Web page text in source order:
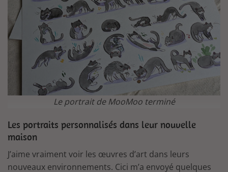
Le portrait de MooMoo terminé
Les portraits personnalisés dans leur nouvelle
maison
J’aime vraiment voir les œuvres d’art dans leurs
nouveaux environnements. Cici m’a envoyé quelques